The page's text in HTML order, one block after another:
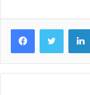
FacebookTwitter